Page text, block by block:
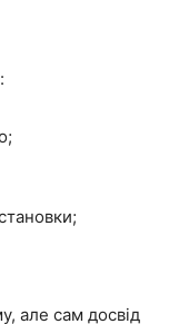
але сам досвід